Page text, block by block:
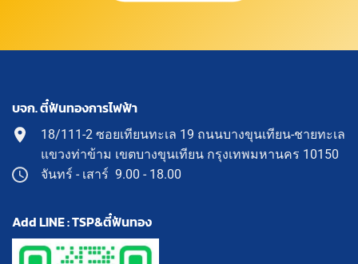
บจก. ตี๋ฟันทองการไฟฟ้า
18/111-2 ซอยเทียนทะเล 19 ถนนบางขุนเทียน-ชายทะเล
แขวงท่าข้าม เขตบางขุนเทียน กรุงเทพมหานคร 10150
จันทร์ - เสาร์ 9.00 - 18.00
Add LINE : TSP&ตี๋ฟันทอง